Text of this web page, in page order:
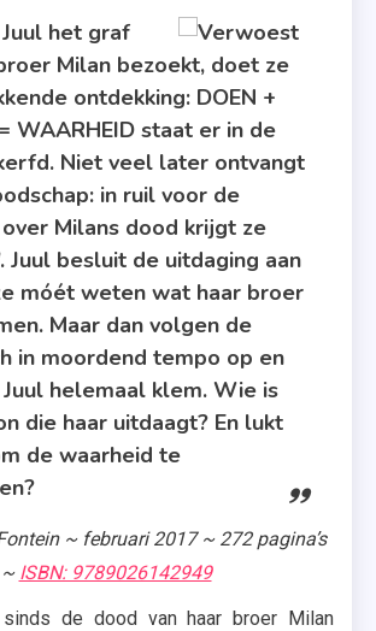
het graf
Milan bezoekt, doet ze
ontdekking: DOEN +
WAARHEID staat er in de
Niet veel later ontvangt
in ruil voor de
Milans dood krijgt ze
Juul besluit de uitdaging aan
móét weten wat haar broer
Maar dan volgen de
in moordend tempo op en
helemaal klem. Wie is
die haar uitdaagt? En lukt
de waarheid te
~ februari 2017 ~ 272 pagina’s
~ ISBN: 9789026142949
de dood van haar broer Milan